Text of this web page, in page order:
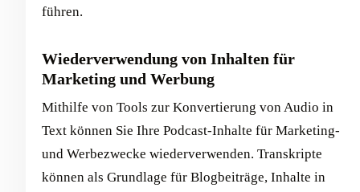
führen.
Wiederverwendung von Inhalten für
Marketing und Werbung
Mithilfe von Tools zur Konvertierung von Audio in
Text können Sie Ihre Podcast-Inhalte für Marketing-
und Werbezwecke wiederverwenden. Transkripte
können als Grundlage für Blogbeiträge, Inhalte in